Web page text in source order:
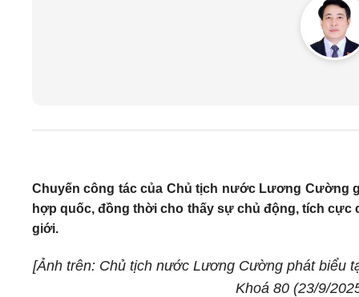
Chuyến công tác của Chủ tịch nước Lương Cường
hợp quốc, đồng thời cho thấy sự chủ động, tích cực
giới.
[Ảnh trên: Chủ tịch nước Lương Cường phát biểu
Khoá 80 (23/9/